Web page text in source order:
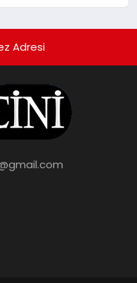
Adresi